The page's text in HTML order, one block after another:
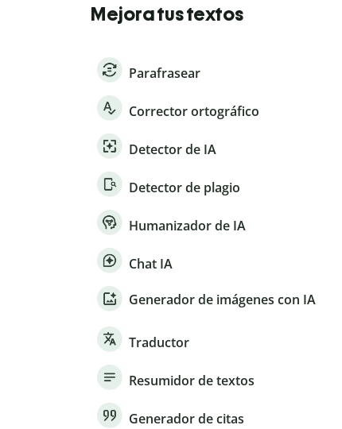
Mejora tus textos
Parafrasear
Corrector ortográfico
Detector de IA
Detector de plagio
Humanizador de IA
Chat IA
Generador de imágenes con IA
Traductor
Resumidor de textos
Generador de citas